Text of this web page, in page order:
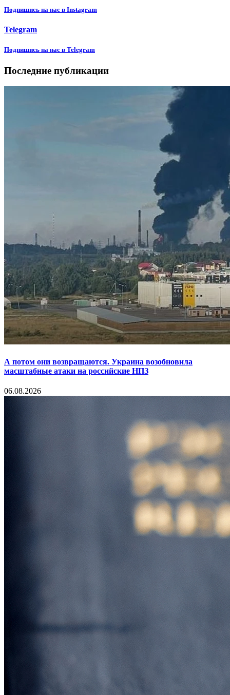
Подпишиcь на нас в Instagram
Telegram
Подпишиcь на нас в Telegram
Последние публикации
А потом они возвращаются. Украина возобновила
масштабные атаки на российские НПЗ
06.08.2026